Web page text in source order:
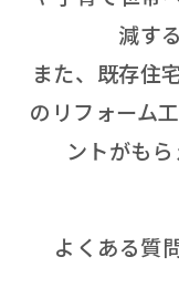
減す
また、既存住
のリフォーム
ントがもら
よくある質